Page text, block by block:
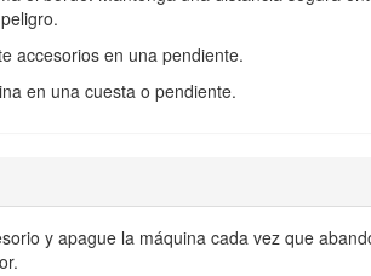
accesorios en una pendiente.
en una cuesta o pendiente.
y apague la máquina cada vez que
o terreno irregular requiere extremar
pendientes. Estos procedimientos deben
máquina. Utilice siempre el sentido común
condiciones del suelo pueden afectar a
pierde tracción, vaya lentamente, cuesta
lentamente y mantenga el extremo
y gradual. No haga cambios bruscos de
lo haga.